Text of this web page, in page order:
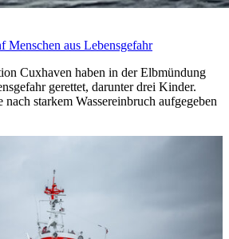
Menschen aus Lebensgefahr
Cuxhaven haben in der Elbmündung
gerettet, darunter drei Kinder.
starkem Wassereinbruch aufgegeben